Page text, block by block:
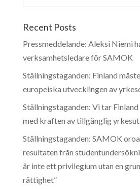
Recent Posts
Pressmeddelande: Aleksi Niemi
verksamhetsledare för SAMOK
Ställningstaganden: Finland
europeiska utvecklingen av
Ställningstaganden: Vi tar
med kraften av tillgänglig
Ställningstaganden: SAMOK
resultaten från
är inte ett privilegium utan en
rättighet”